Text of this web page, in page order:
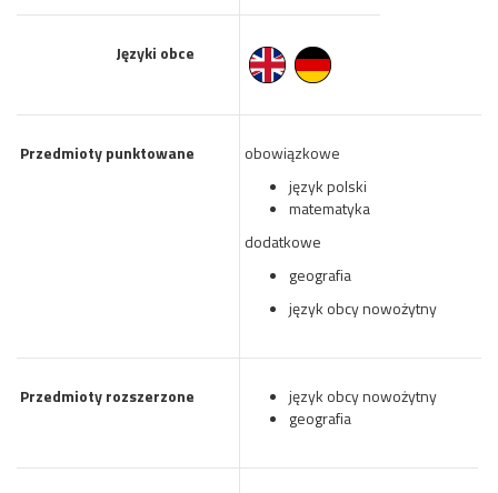
Języki obce
Przedmioty punktowane
obowiązkowe
język polski
matematyka
dodatkowe
geografia
język obcy nowożytny
Przedmioty rozszerzone
język obcy nowożytny
geografia